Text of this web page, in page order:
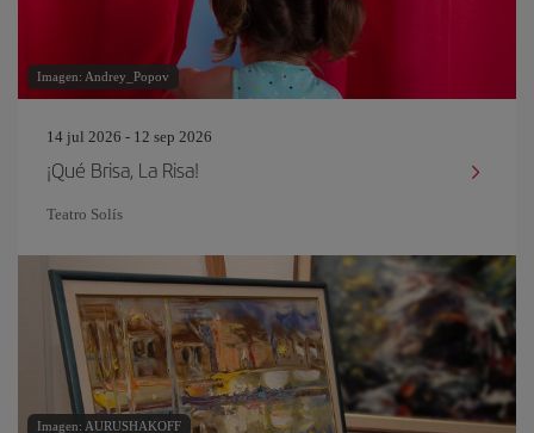
Imagen: Andrey_Popov
14 jul 2026 - 12 sep 2026
¡Qué Brisa, La Risa!
Teatro Solís
Imagen: AURUSHAKOFF